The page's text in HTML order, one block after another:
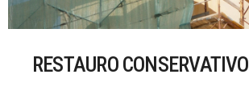
RESTAURO CONSERVATIVO